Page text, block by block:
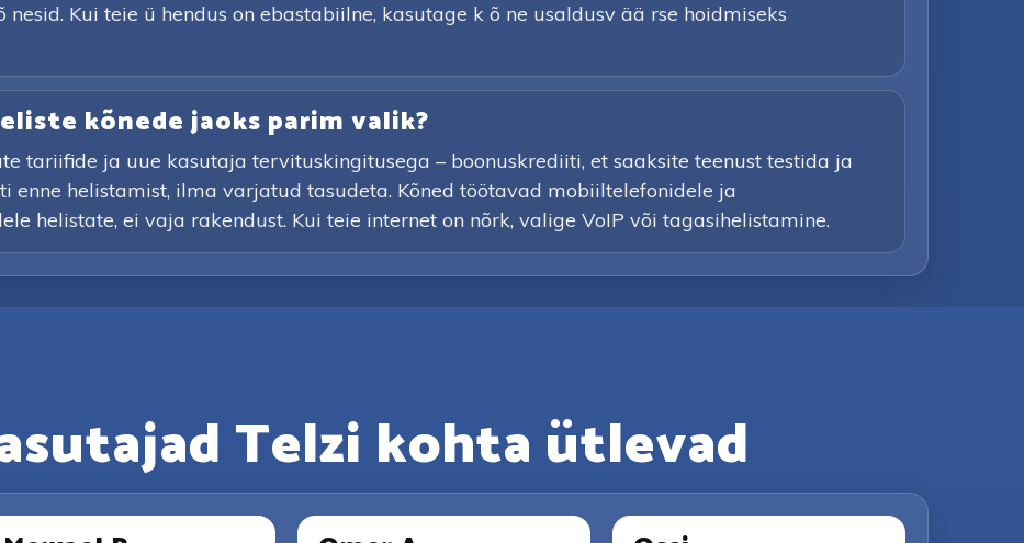
Kui teie ü hendus on ebastabiilne, kasutage k õ ne usaldusv ää rse hoidmiseks
kõnede jaoks parim valik?
tariifide ja uue kasutaja tervituskingitusega – boonuskrediiti, et saaksite teenust testida ja
enne helistamist, ilma varjatud tasudeta. Kõned töötavad mobiiltelefonidele ja
helistate, ei vaja rakendust. Kui teie internet on nõrk, valige VoIP või tagasihelistamine.
Telzi kohta ütlevad